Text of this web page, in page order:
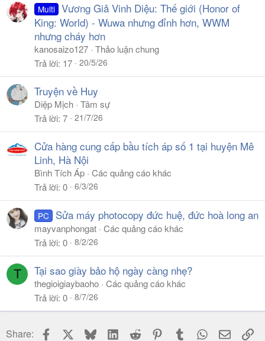
Multi Vương Giả Vinh Diệu: Thế giới (Honor of
King: World) - Wuwa nhưng đỉnh hơn, WWM
nhưng cháy hơn
kanosaizo127 Thảo luận chung
Trả lời 17 20/5/26
Truyện về Huy
Diệp Mịch Tâm sự
Trả lời 7 21/7/26
Cửa hàng cung cấp bầu tích áp số 1 tại huyện Mê
Linh, Hà Nội
Bình Tích Áp Các quảng cáo khác
Trả lời 0 6/3/26
PC Sửa máy photocopy đức huệ, đức hoà long an
mayvanphongat Các quảng cáo khác
Trả lời 0 8/2/26
T Tại sao giày bảo hộ ngày càng nhẹ?
thegioigiaybaoho Các quảng cáo khác
Trả lời 0 8/7/26
Share: Facebook BlueskyLinkedIn
Reddit PinterestTumblr WhatsApp
Email